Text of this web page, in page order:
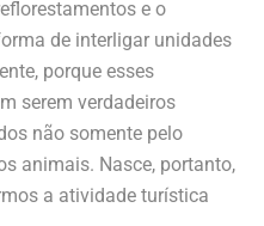
e o
de interligar unidades
porque esses
serem verdadeiros
não somente pelo
animais. Nasce, portanto,
a atividade turística